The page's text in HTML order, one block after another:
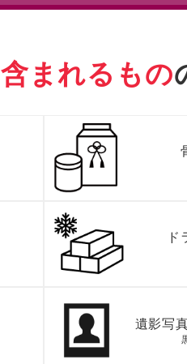
含まれるもの
ド
遺影写